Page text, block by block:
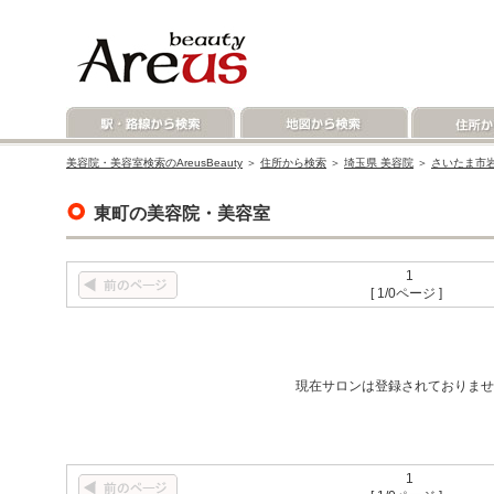
美容院・美容室検索のAreusBeauty ＞ 住所から検索 ＞ 埼玉県 美容院 ＞ さいたま市
東町の美容院・美容室
1
[ 1/0ページ ]
現在サロンは登録されておりま
1